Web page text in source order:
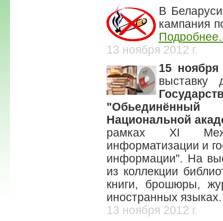
В
кампания
13 ноября 2012 г.
15 ноября
выставку
Национальной
рамках XI
информатизации и
информации". На
из коллекции
книги, брошюры,
иностранных языках.
13 ноября 2012 г.